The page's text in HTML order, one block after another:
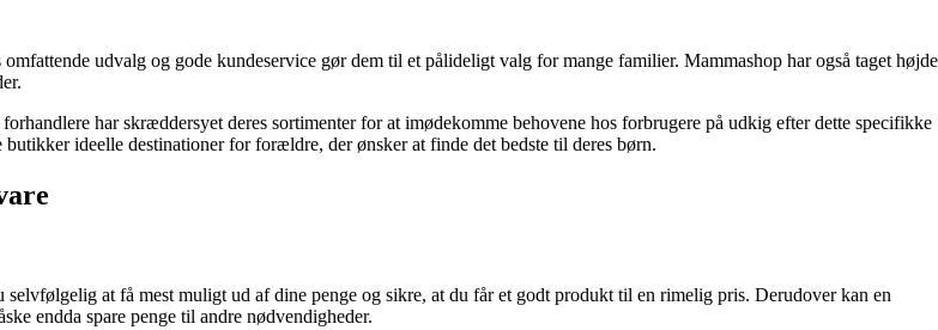
udvalg og gode kundeservice gør dem til et pålideligt valg for mange familier. Mammashop har også taget højde
har skræddersyet deres sortimenter for at imødekomme behovene hos forbrugere på udkig efter dette specifikke
ideelle destinationer for forældre, der ønsker at finde det bedste til deres børn.
at få mest muligt ud af dine penge og sikre, at du får et godt produkt til en rimelig pris. Derudover kan en
endda spare penge til andre nødvendigheder.